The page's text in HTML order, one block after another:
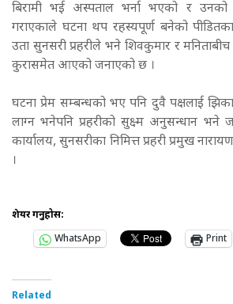
बिरामी भई अस्पताल भर्ना भएको र
गराएकाले घटना थप रहस्यपूर्ण बनेको
उता सुनसरी प्रहरीले भने शिवकुमार र
कुरासमेत आएको जनाएको छ ।
घटना प्रेम सम्बन्धको भए पनि दुवै पक्षलाई
लाग्न भनेपनि प्रहरीको सुक्ष्म अनुसन्धान भने
कार्यालय, सुनसरीका निमित्त प्रहरी प्रमुख
।
शेयर गर्नुहोस:
WhatsApp
Print
Related